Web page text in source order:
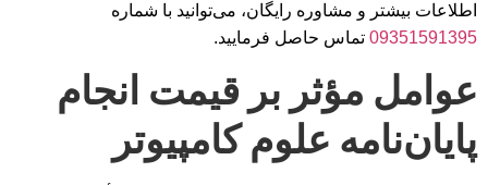
اطلاعات بیشتر و مشاوره رایگان، می‌توانید با شماره
09351591395 تماس حاصل فرمایید.
عوامل مؤثر بر قیمت انجام
پایان‌نامه علوم کامپیوتر